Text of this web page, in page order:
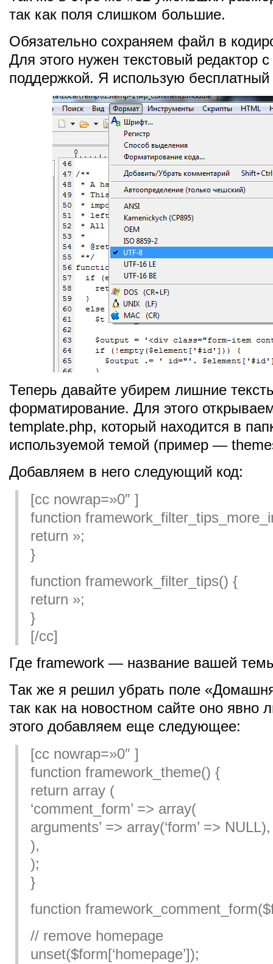
так как поля слишком большие.
Обязательно сохраняем файл в
Для этого нужен текстовый редактор с
поддержкой. Я использую бесплатный
Теперь давайте убирем лишние
форматирование. Для этого
template.php, который находится в
используемой темой (пример —
Добавляем в него следующий код:
[cc nowrap=»0″ ]
function
return »;
}
function framework_filter_tips() {
return »;
}
[/cc]
Где framework — название вашей
Так же я решил убрать поле
так как на новостном сайте оно явно
этого добавляем еще следующее:
[cc nowrap=»0″ ]
function framework_theme() {
return array (
‘comment_form’ => array(
arguments’ => array(‘form’ => NULL),
),
);
}
function
// remove homepage
unset($form[‘homepage’]);